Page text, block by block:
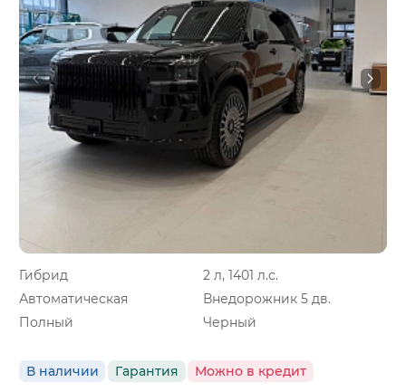
Гибрид
2 л, 1401 л.с.
Автоматическая
Внедорожник 5 дв.
Полный
Черный
В наличии Гарантия Можно в кредит